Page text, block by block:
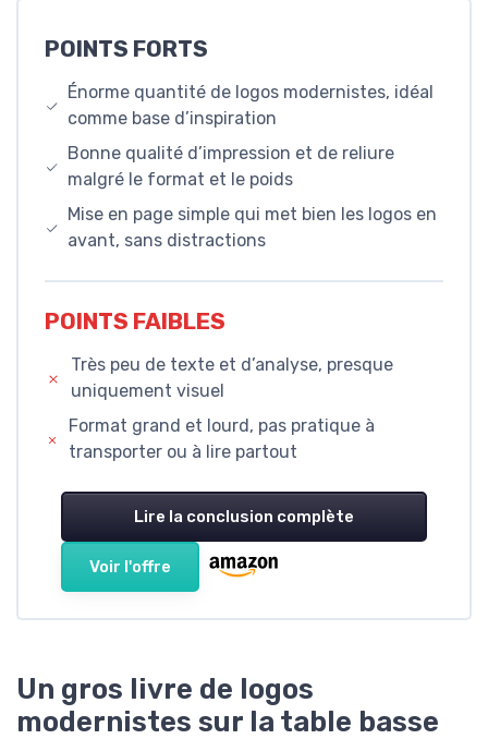
POINTS FORTS
Énorme quantité de logos modernistes, idéal
comme base d’inspiration
Bonne qualité d’impression et de reliure
malgré le format et le poids
Mise en page simple qui met bien les logos en
avant, sans distractions
POINTS FAIBLES
Très peu de texte et d’analyse, presque
uniquement visuel
Format grand et lourd, pas pratique à
transporter ou à lire partout
Lire la conclusion complète
Voir l'offre
Un gros livre de logos
modernistes sur la table basse